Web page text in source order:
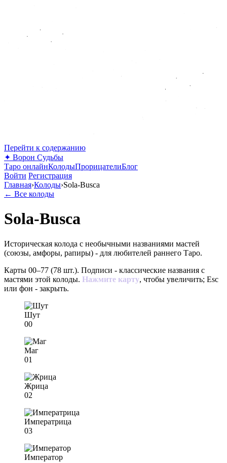
Перейти к содержанию
✦ Ворон Судьбы
Таро онлайнКолодыПрорицателиБлог
Войти Регистрация
Главная›Колоды›Sola-Busca
← Все колоды
Sola-Busca
Историческая колода с необычными названиями мастей
(союзы, амфоры, рапиры) - для любителей раннего Таро.
Карты 00–77 (78 шт.). Подписи - классические названия с
мастями этой колоды. Нажмите карту, чтобы увеличить; Esc
или фон - закрыть.
Шут
00
Маг
01
Жрица
02
Императрица
03
Император